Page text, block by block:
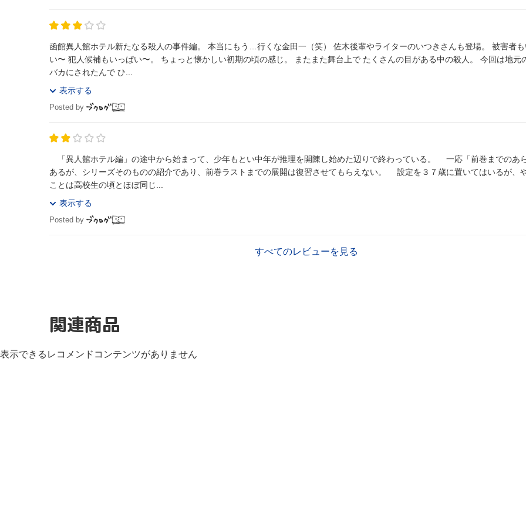
函館異人館ホテル新たなる殺人の事件編。 本当にもう…行くな金田一（笑） 佐木後輩やライターのいつきさんも登場。 被害者
い〜 犯人候補もいっぱい〜。 ちょっと懐かしい初期の頃の感じ。 またまた舞台上で たくさんの目がある中の殺人。 今回は地元の刑事に小
バカにされたんで ひ...
表示する
Posted by
「異人館ホテル編」の途中から始まって、少年もとい中年が推理を開陳し始めた辺りで終わっている。 一応「前巻までのあ
あるが、シリーズそのものの紹介であり、前巻ラストまでの展開は復習させてもらえない。 設定を３７歳に置いてはいるが、やっている
ことは高校生の頃とほぼ同じ...
表示する
Posted by
すべてのレビューを見る
関連商品
表示できるレコメンドコンテンツがありません